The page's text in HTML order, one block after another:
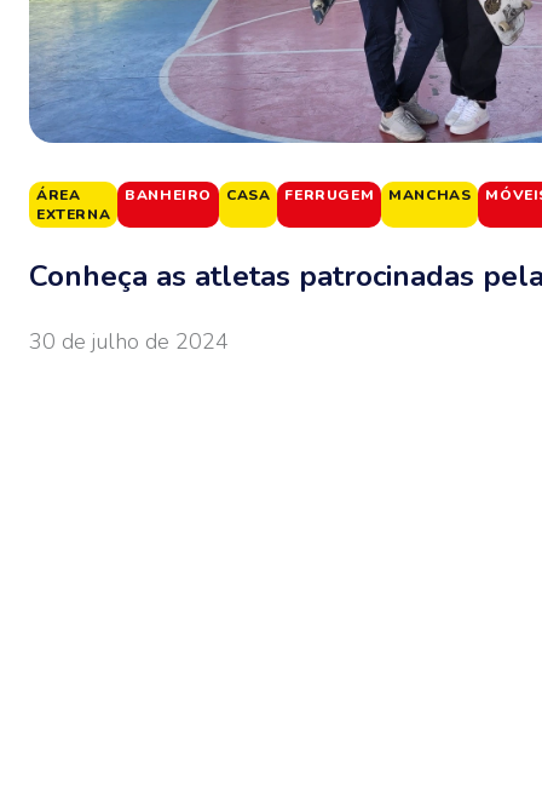
ÁREA
EXTERNA
BANHEIRO CASA FERRUGEM MANCHAS
Conheça as atletas patrocinadas
30 de julho de 2024